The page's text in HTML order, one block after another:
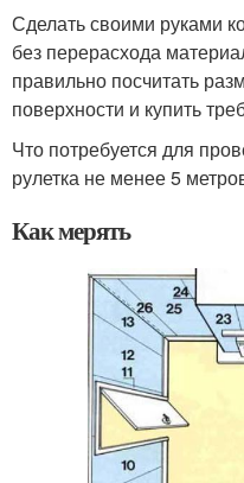
Сделать своими руками
без перерасхода
правильно посчитать
поверхности и купить
Что потребуется для
рулетка не менее 5
Как мерять